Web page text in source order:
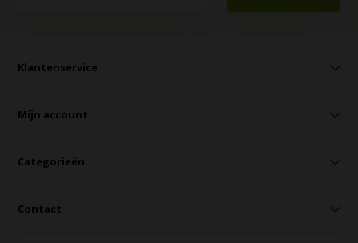
Klantenservice
Mijn account
Categorieën
Contact